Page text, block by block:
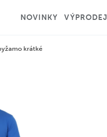
NOVINKY VÝPRODEJ
krátké